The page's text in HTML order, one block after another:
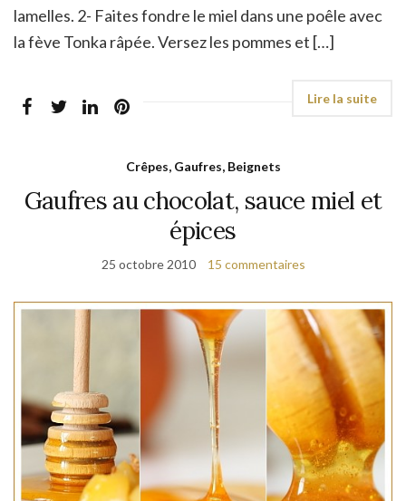
lamelles. 2- Faites fondre le miel dans une poêle avec
la fève Tonka râpée. Versez les pommes et […]
Crêpes, Gaufres, Beignets
Gaufres au chocolat, sauce miel et
épices
25 octobre 2010 15 commentaires